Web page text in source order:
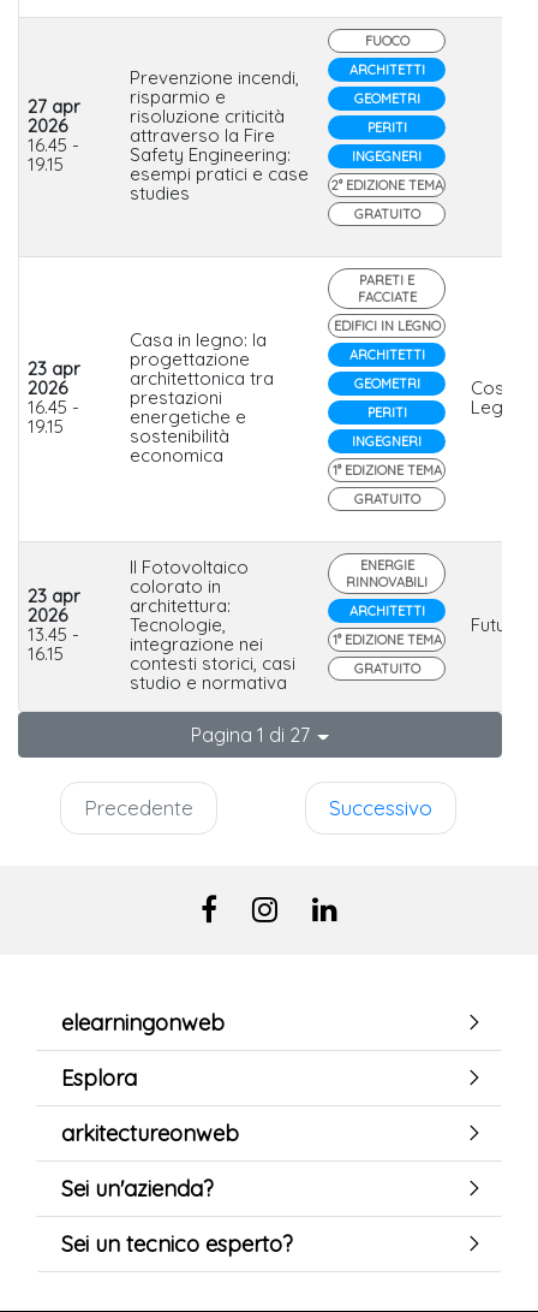
27 apr
2026
16.45 -
19.15
Prevenzione incendi,
risparmio e
risoluzione criticità
attraverso la Fire
Safety Engineering:
esempi pratici e case
studies
FUOCO
ARCHITETTI
GEOMETRI
PERITI
INGEGNERI
2° EDIZIONE TEMA
GRATUITO
23 apr
2026
16.45 -
19.15
Casa in legno: la
progettazione
architettonica tra
prestazioni
energetiche e
sostenibilità
economica
PARETI E
FACCIATE
EDIFICI IN LEGNO
ARCHITETTI
GEOMETRI
PERITI
INGEGNERI
1° EDIZIONE TEMA
GRATUITO
Legno
23 apr
2026
13.45 -
16.15
Il Fotovoltaico
colorato in
architettura:
Tecnologie,
integrazione nei
contesti storici, casi
studio e normativa
ENERGIE
RINNOVABILI
ARCHITETTI
1° EDIZIONE TEMA
GRATUITO
Pagina 1 di 27
Precedente Successivo
elearningonweb
Esplora
arkitectureonweb
Sei un'azienda?
Sei un tecnico esperto?